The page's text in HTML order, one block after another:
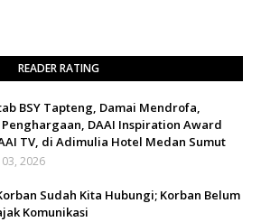
READER RATING
BSY Tapteng, Damai Mendrofa,
DAAI Inspiration Award
TV, di Adimulia Hotel Medan Sumut
2026
Sudah Kita Hubungi; Korban Belum
Komunikasi